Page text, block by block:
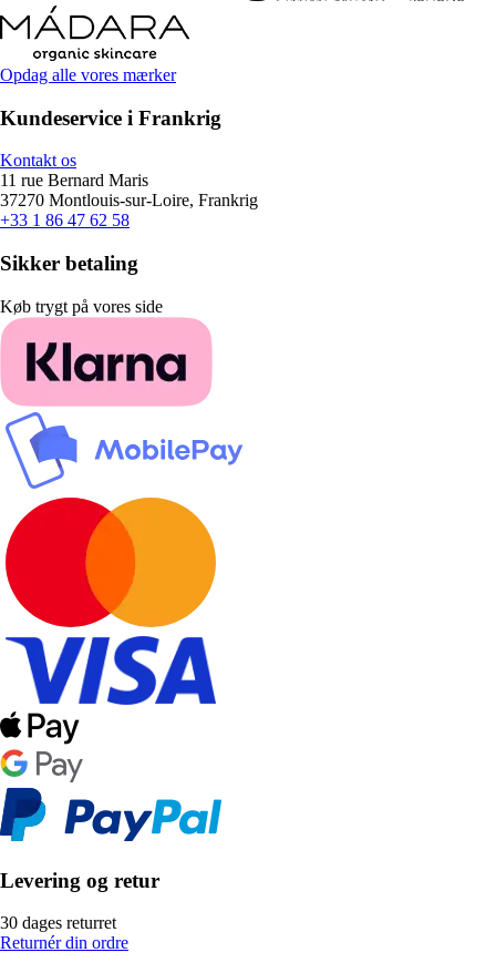
Opdag alle vores mærker
Kundeservice i Frankrig
Kontakt os
11 rue Bernard Maris
37270 Montlouis-sur-Loire, Frankrig
+33 1 86 47 62 58
Sikker betaling
Køb trygt på vores side
Levering og retur
30 dages returret
Returnér din ordre